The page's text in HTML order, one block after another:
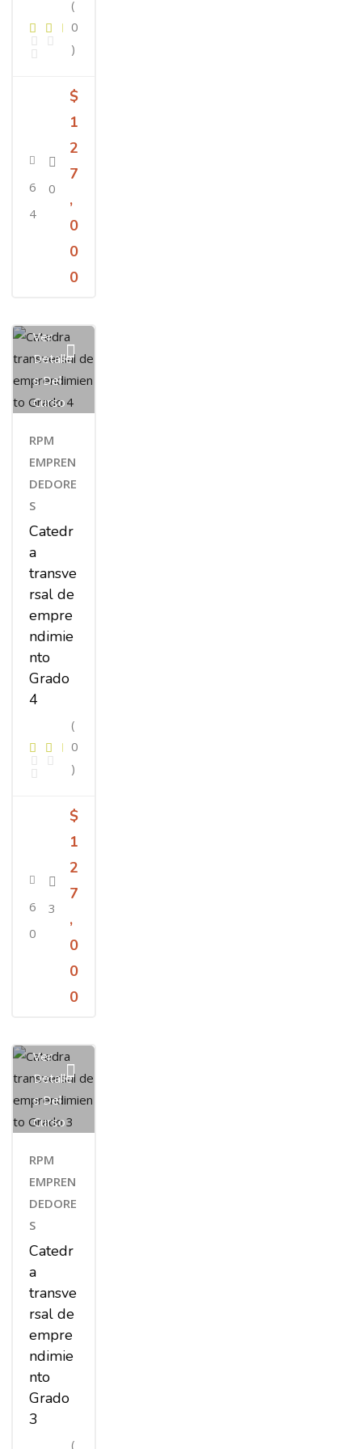
(
0
)
6
4
0
$
1
2
7
,
0
0
0
Ver
Detalle
S Del
Curso
RPM
EMPREN
DEDORE
S
Catedr
a
transve
rsal de
empre
ndimie
nto
Grado
4
(
0
)
6
0
3
$
1
2
7
,
0
0
0
Ver
Detalle
S Del
Curso
RPM
EMPREN
DEDORE
S
Catedr
a
transve
rsal de
empre
ndimie
nto
Grado
3
(